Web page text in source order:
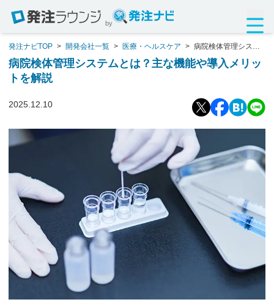
by
発注ナビTOP > 開発会社一覧 > 医療・ヘルスケア > 病院検体管理システ
ムとは？主な機能や導入メリットを解説
病院検体管理システムとは？主な機能や導入メリッ
トを解説
2025.12.10